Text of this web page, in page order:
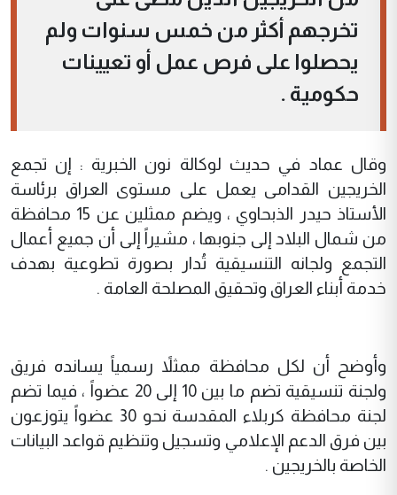
تخرجهم أكثر من خمس سنوات ولم
يحصلوا على فرص عمل أو تعيينات
حكومية .
وقال عماد في حديث لوكالة نون الخبرية : إن تجمع
الخريجين القدامى يعمل على مستوى العراق برئاسة
الأستاذ حيدر الذبحاوي ، ويضم ممثلين عن 15 محافظة
من شمال البلاد إلى جنوبها ، مشيراً إلى أن جميع أعمال
التجمع ولجانه التنسيقية تُدار بصورة تطوعية بهدف
خدمة أبناء العراق وتحقيق المصلحة العامة .
وأوضح أن لكل محافظة ممثلاً رسمياً يسانده فريق
ولجنة تنسيقية تضم ما بين 10 إلى 20 عضواً ، فيما تضم
لجنة محافظة كربلاء المقدسة نحو 30 عضواً يتوزعون
بين فرق الدعم الإعلامي وتسجيل وتنظيم قواعد البيانات
الخاصة بالخريجين .